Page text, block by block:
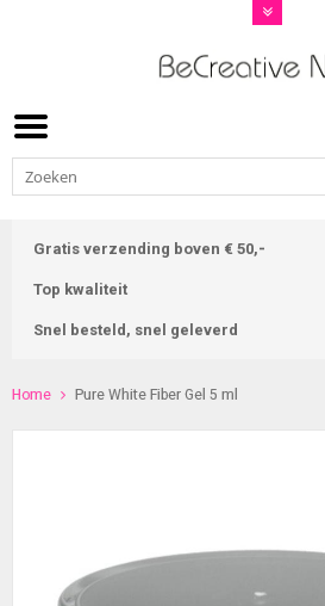
Gratis verzending boven € 50,-
Top kwaliteit
Snel besteld, snel geleverd
Home Pure White Fiber Gel 5 ml